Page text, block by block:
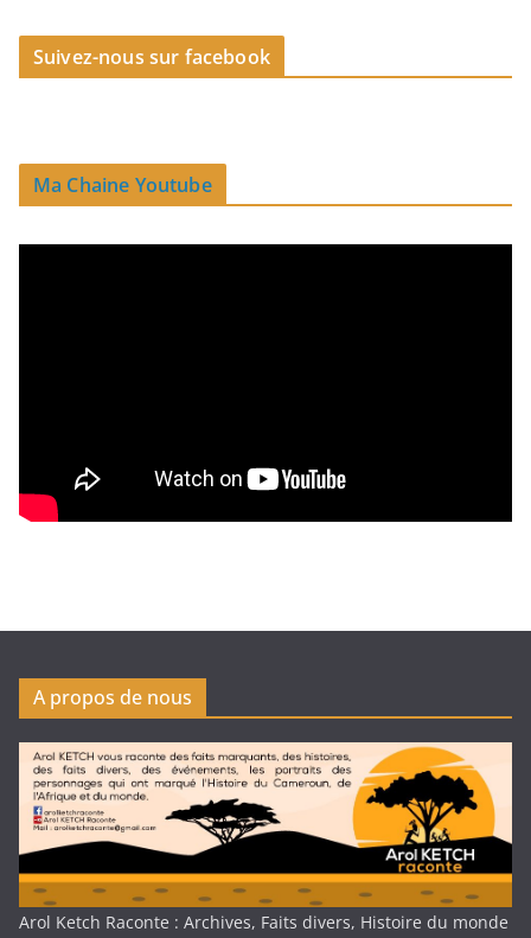
Suivez-nous sur facebook
Ma Chaine Youtube
A propos de nous
Arol Ketch Raconte : Archives, Faits divers, Histoire du monde